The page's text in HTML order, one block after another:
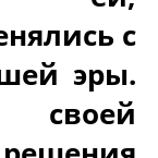
с
эры.
своей